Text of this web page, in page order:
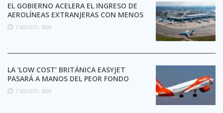
EL GOBIERNO ACELERA EL INGRESO DE
AEROLÍNEAS EXTRANJERAS CON MENOS
TRÁMITES
7 AGOSTO, 2026
LA ‘LOW COST’ BRITÁNICA EASYJET
PASARÁ A MANOS DEL PEOR FONDO
POSIBLE:
7 AGOSTO, 2026